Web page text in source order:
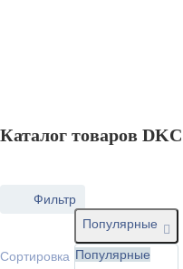
Каталог товаров DKC
Фильтр
Сортировка
Популярные
Популярные